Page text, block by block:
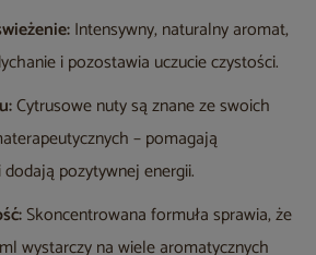
Intensywny, naturalny aromat,
i pozostawia uczucie czystości.
Cytrusowe nuty są znane ze swoich
– pomagają
pozytywnej energii.
Skoncentrowana formuła sprawia, że
wystarczy na wiele aromatycznych